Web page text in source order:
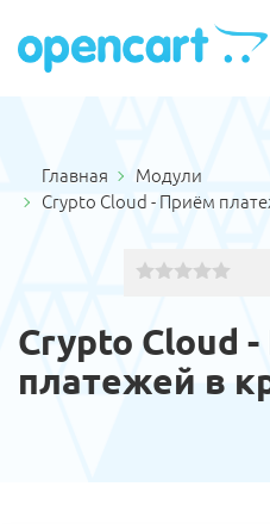
Главная
Модули
Crypto Cloud - Приём
Crypto Cloud
платежей в